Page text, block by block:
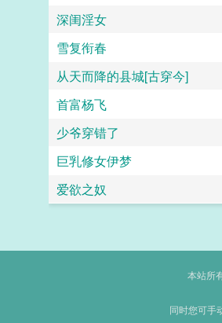
深闺淫女
雪复衔春
从天而降的县城[古穿今]
首富杨飞
少爷穿错了
巨乳修女伊梦
爱欲之奴
本站所
同时您可手